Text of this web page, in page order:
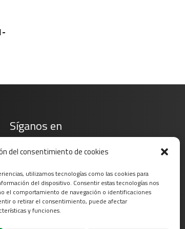
del consentimiento de cookies
utilizamos tecnologías como las cookies para
del dispositivo. Consentir estas tecnologías nos
el comportamiento de navegación o identificaciones
o retirar el consentimiento, puede afectar
y funciones.
Síganos en